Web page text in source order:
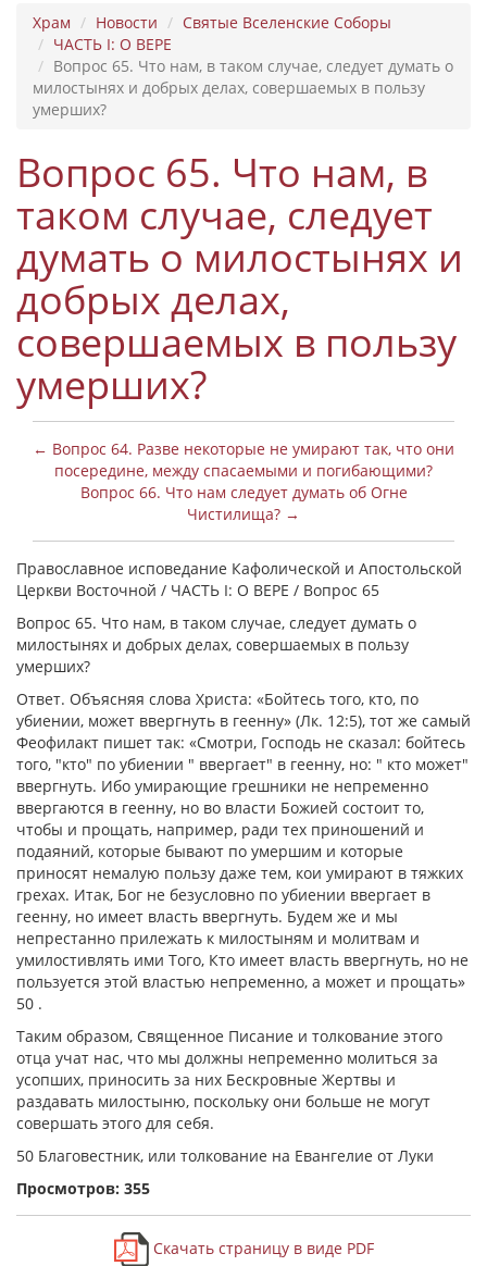
Храм Новости
Святые Вселенские Соборы
ЧАСТЬ I: О ВЕРЕ
Вопрос 65. Что нам, в таком случае, следует думать о
милостынях и добрых делах, совершаемых в пользу
умерших?
Вопрос 65. Что нам, в
таком случае, следует
думать о милостынях и
добрых делах,
совершаемых в пользу
умерших?
← Вопрос 64. Разве некоторые не умирают так, что они
посередине, между спасаемыми и погибающими?
Вопрос 66. Что нам следует думать об Огне
Чистилища? →
Православное исповедание Кафолической и Апостольской
Церкви Восточной / ЧАСТЬ I: О ВЕРЕ / Вопрос 65
Вопрос 65. Что нам, в таком случае, следует думать о
милостынях и добрых делах, совершаемых в пользу
умерших?
Ответ. Объясняя слова Христа: «Бойтесь того, кто, по
убиении, может ввергнуть в геенну» (Лк. 12:5), тот же самый
Феофилакт пишет так: «Смотри, Господь не сказал: бойтесь
того, "кто" по убиении " ввергает" в геенну, но: " кто может"
ввергнуть. Ибо умирающие грешники не непременно
ввергаются в геенну, но во власти Божией состоит то,
чтобы и прощать, например, ради тех приношений и
подаяний, которые бывают по умершим и которые
приносят немалую пользу даже тем, кои умирают в тяжких
грехах. Итак, Бог не безусловно по убиении ввергает в
геенну, но имеет власть ввергнуть. Будем же и мы
непрестанно прилежать к милостыням и молитвам и
умилостивлять ими Того, Кто имеет власть ввергнуть, но не
пользуется этой властью непременно, а может и прощать»
50 .
Таким образом, Священное Писание и толкование этого
отца учат нас, что мы должны непременно молиться за
усопших, приносить за них Бескровные Жертвы и
раздавать милостыню, поскольку они больше не могут
совершать этого для себя.
50 Благовестник, или толкование на Евангелие от Луки
Просмотров: 355
Скачать страницу в виде PDF